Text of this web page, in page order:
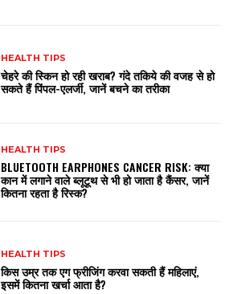
HEALTH TIPS
चेहरे की स्किन हो रही खराब? गंदे तकिये की वजह से हो
सकते हैं पिंपल-एलर्जी, जानें बचने का तरीका
HEALTH TIPS
BLUETOOTH EARPHONES CANCER RISK: क्या
कान में लगाने वाले ब्लूटूथ से भी हो जाता है कैंसर, जानें
कितना रहता है रिस्क?
HEALTH TIPS
किस उम्र तक एग फ्रीजिंग करवा सकती हैं महिलाएं,
इसमें कितना खर्चा आता है?